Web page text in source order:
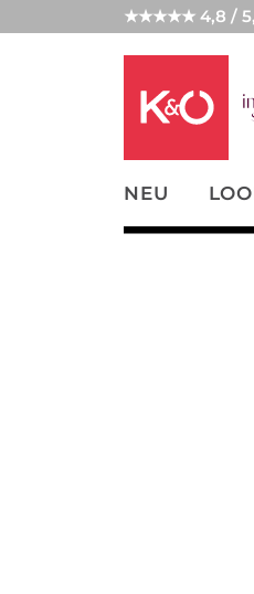
★★★★★ 4,8 /
NEU
UNSERE APP
CLICK &